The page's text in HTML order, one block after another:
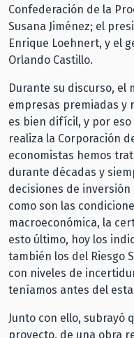
Confederación de la
Susana Jiménez; el
Enrique Loehnert, y el
Orlando Castillo.
Durante su discurso, el
empresas premiadas y
es bien difícil, y por
realiza la Corporación
economistas hemos
durante décadas y
decisiones de
como son las
macroeconómica, la
esto último, hoy los
también los del Riesgo
con niveles de
teníamos antes del
Junto con ello, subrayó
proyecto, de una obra